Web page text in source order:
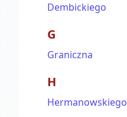
Dembickiego
G
Graniczna
H
Hermanowskiego